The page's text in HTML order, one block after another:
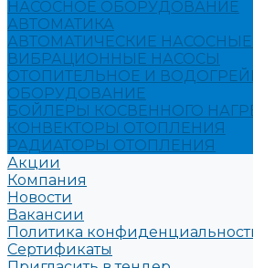
НАСОСНОЕ ОБОРУДОВАНИЕ
АВТОМАТИКА
АВТОМАТИЧЕСКИЕ
ВИБРАЦИОННЫЕ НАСОСЫ
ОТОПИТЕЛЬНОЕ И
ОБОРУДОВАНИЕ
БОЙЛЕРЫ КОСВЕННОГО
КОНВЕКТОРЫ ОТОПЛЕНИЯ
РАДИАТОРЫ ОТОПЛЕНИЯ
Акции
Компания
Новости
Вакансии
Политика
Сертификаты